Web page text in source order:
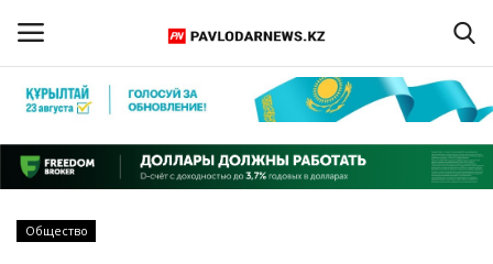
Регистрация
Главная
Общество